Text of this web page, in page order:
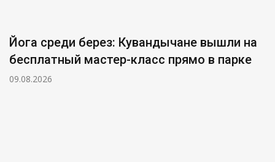
Йога среди берез: Кувандычане вышли на
бесплатный мастер-класс прямо в парке
09.08.2026